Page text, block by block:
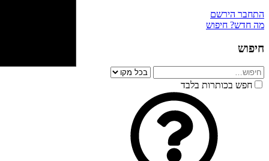
התחבר הירשם
מה חדש? חיפוש
חיפוש
חפש בכותרות בלבד